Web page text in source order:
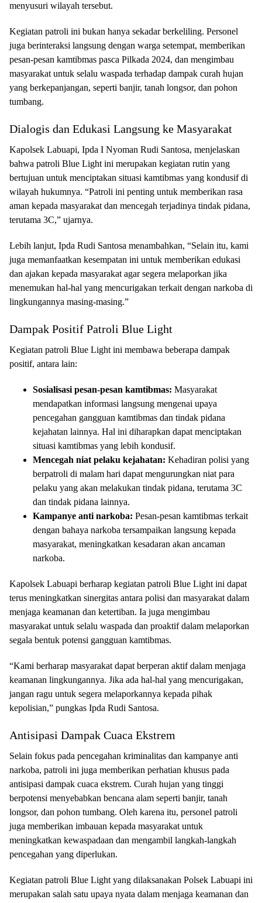
menyusuri wilayah tersebut.
Kegiatan patroli ini bukan hanya sekadar berkeliling. Personel
juga berinteraksi langsung dengan warga setempat, memberikan
pesan-pesan kamtibmas pasca Pilkada 2024, dan mengimbau
masyarakat untuk selalu waspada terhadap dampak curah hujan
yang berkepanjangan, seperti banjir, tanah longsor, dan pohon
tumbang.
Dialogis dan Edukasi Langsung ke Masyarakat
Kapolsek Labuapi, Ipda I Nyoman Rudi Santosa, menjelaskan
bahwa patroli Blue Light ini merupakan kegiatan rutin yang
bertujuan untuk menciptakan situasi kamtibmas yang kondusif di
wilayah hukumnya. “Patroli ini penting untuk memberikan rasa
aman kepada masyarakat dan mencegah terjadinya tindak pidana,
terutama 3C,” ujarnya.
Lebih lanjut, Ipda Rudi Santosa menambahkan, “Selain itu, kami
juga memanfaatkan kesempatan ini untuk memberikan edukasi
dan ajakan kepada masyarakat agar segera melaporkan jika
menemukan hal-hal yang mencurigakan terkait dengan narkoba di
lingkungannya masing-masing.”
Dampak Positif Patroli Blue Light
Kegiatan patroli Blue Light ini membawa beberapa dampak
positif, antara lain:
Sosialisasi pesan-pesan kamtibmas: Masyarakat
mendapatkan informasi langsung mengenai upaya
pencegahan gangguan kamtibmas dan tindak pidana
kejahatan lainnya. Hal ini diharapkan dapat menciptakan
situasi kamtibmas yang lebih kondusif.
Mencegah niat pelaku kejahatan: Kehadiran polisi yang
berpatroli di malam hari dapat mengurungkan niat para
pelaku yang akan melakukan tindak pidana, terutama 3C
dan tindak pidana lainnya.
Kampanye anti narkoba: Pesan-pesan kamtibmas terkait
dengan bahaya narkoba tersampaikan langsung kepada
masyarakat, meningkatkan kesadaran akan ancaman
narkoba.
Kapolsek Labuapi berharap kegiatan patroli Blue Light ini dapat
terus meningkatkan sinergitas antara polisi dan masyarakat dalam
menjaga keamanan dan ketertiban. Ia juga mengimbau
masyarakat untuk selalu waspada dan proaktif dalam melaporkan
segala bentuk potensi gangguan kamtibmas.
“Kami berharap masyarakat dapat berperan aktif dalam menjaga
keamanan lingkungannya. Jika ada hal-hal yang mencurigakan,
jangan ragu untuk segera melaporkannya kepada pihak
kepolisian,” pungkas Ipda Rudi Santosa.
Antisipasi Dampak Cuaca Ekstrem
Selain fokus pada pencegahan kriminalitas dan kampanye anti
narkoba, patroli ini juga memberikan perhatian khusus pada
antisipasi dampak cuaca ekstrem. Curah hujan yang tinggi
berpotensi menyebabkan bencana alam seperti banjir, tanah
longsor, dan pohon tumbang. Oleh karena itu, personel patroli
juga memberikan imbauan kepada masyarakat untuk
meningkatkan kewaspadaan dan mengambil langkah-langkah
pencegahan yang diperlukan.
Kegiatan patroli Blue Light yang dilaksanakan Polsek Labuapi ini
merupakan salah satu upaya nyata dalam menjaga keamanan dan